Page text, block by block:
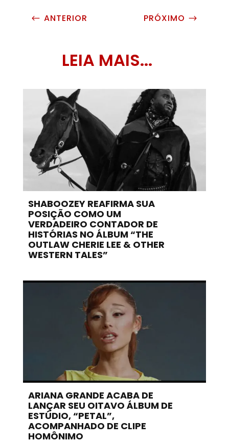
# ANTERIOR PRÓXIMO $
LEIA MAIS...
SHABOOZEY REAFIRMA SUA
POSIÇÃO COMO UM
VERDADEIRO CONTADOR DE
HISTÓRIAS NO ÁLBUM “THE
OUTLAW CHERIE LEE & OTHER
WESTERN TALES”
ARIANA GRANDE ACABA DE
LANÇAR SEU OITAVO ÁLBUM DE
ESTÚDIO, “PETAL”,
ACOMPANHADO DE CLIPE
HOMÔNIMO